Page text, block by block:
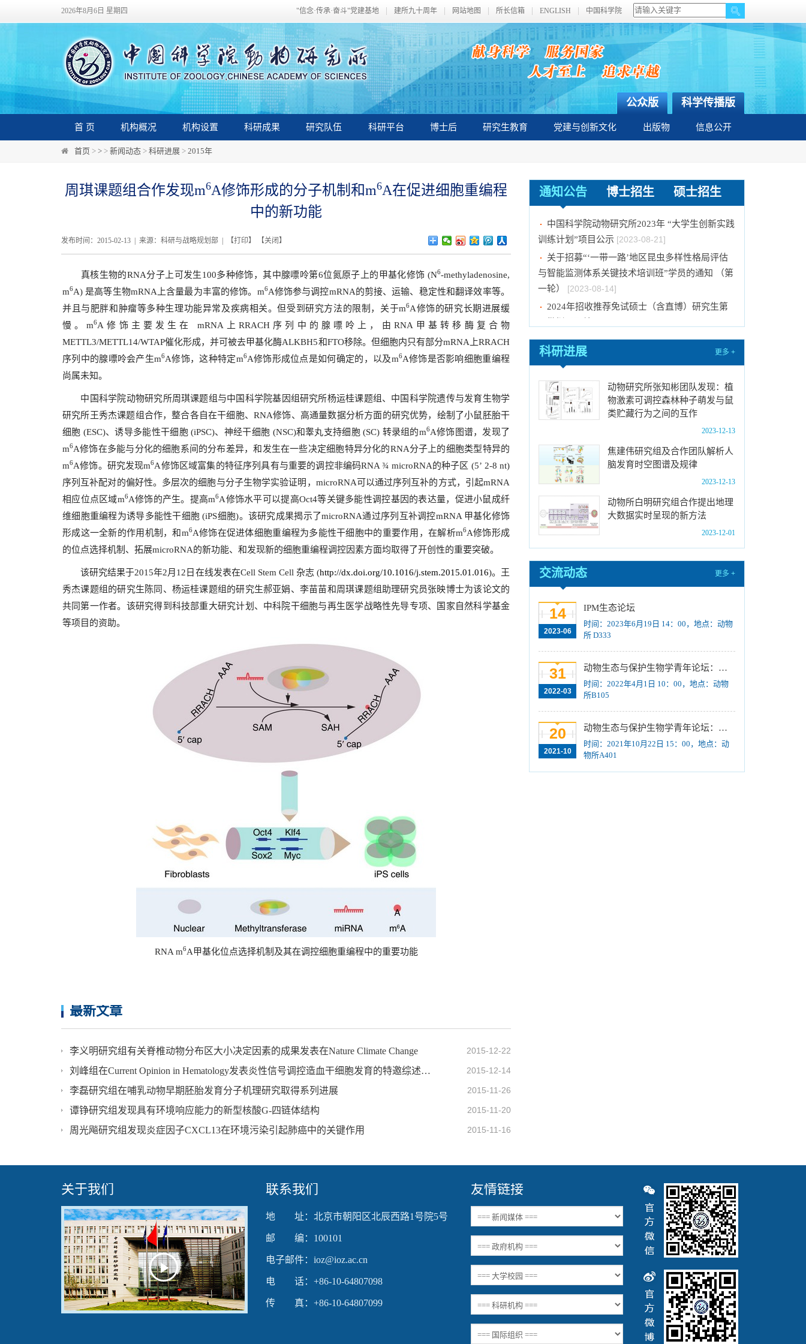
2026年8月6日 星期四 "信念·传承·奋斗"党建基地 建所九十周年 网站地图 所长信箱 ENGLISH 中国科学院
科学传播版
公众版
首 页 机构概况 机构设置 科研成果 研究队伍 科研平台 博士后 研究生教育 党建与创新文化 出版物 信息公开
首页 > > > 新闻动态 > 科研进展 > 2015年
周琪课题组合作发现m6A修饰形成的分子机制和m6A在促进细胞重编程
中的新功能
发布时间：2015-02-13 | 来源：科研与战略规划部 | 【打印】 【关闭 】
真核生物的RNA分子上可发生100多种修饰，其中腺嘌呤第6位氮原子上的甲基化修饰 (N6-methyladenosine,
m6A)是高等生物mRNA 上含量最为丰富的修饰。 m6A修饰参与调控mRNA的剪接、运输、稳定性和翻译效率等。
并且与肥胖和肿瘤等多种生理功能异常及疾病相关。但受到研究方法的限制，关于m6A修饰的研究长期进展缓
慢。m6A 修饰主要发生在 mRNA 上RRACH 序列中的腺嘌呤上，由 RNA 甲基转移酶复合物
METTL3/METTL14/WTAP催化形成，并可被去甲基化酶ALKBH5和FTO移除。但细胞内只有部分mRNA 上RRACH
序列中的腺嘌呤会产生m6A修饰，这种特定m6A修饰形成位点是如何确定的，以及m6A修饰是否影响细胞重编程
尚属未知。
中国科学院动物研究所周琪课题组与中国科学院基因组研究所杨运桂课题组、中国科学院遗传与发育生物学
研究所王秀杰课题组合作，整合各自在干细胞、RNA修饰、高通量数据分析方面的研究优势，绘制了小鼠胚胎干
细胞 (ESC)、诱导多能性干细胞(iPSC)、神经干细胞 (NSC)和睾丸支持细胞(SC) 转录组的m6A修饰图谱，发现了
m6A修饰在多能与分化的细胞系间的分布差异，和发生在一些决定细胞特异分化的RNA分子上的细胞类型特异的
m6A修饰。研究发现m6A修饰区域富集的特征序列具有与重要的调控非编码RNA¾ microRNA的种子区 (5’ 2-8 nt)
序列互补配对的偏好性。多层次的细胞与分子生物学实验证明， microRNA可以通过序列互补的方式，引起mRNA
相应位点区域m6A修饰的产生。提高m6A修饰水平可以提高Oct4等关键多能性调控基因的表达量，促进小鼠成纤
维细胞重编程为诱导多能性干细胞 (iPS细胞)。该研究成果揭示了microRNA通过序列互补调控mRNA 甲基化修饰
形成这一全新的作用机制，和m6A修饰在促进体细胞重编程为多能性干细胞中的重要作用，在解析m6A修饰形成
的位点选择机制、拓展microRNA的新功能、和发现新的细胞重编程调控因素方面均取得了开创性的重要突破。
该研究结果于2015年2月 12 日在线发表在Cell Stem Cell 杂志(http://dx.doi.org/10.1016/j.stem.2015.01.016)。王
秀杰课题组的研究生陈同、杨运桂课题组的研究生郝亚娟、李苗苗和周琪课题组助理研究员张映博士为该论文的
共同第一作者。该研究得到科技部重大研究计划、中科院干细胞与再生医学战略性先导专项、国家自然科学基金
等项目的资助。
RNA m6A甲基化位点选择机制及其在调控细胞重编程中的重要功能
最新文章
2015-12-22
李义明研究组有关脊椎动物分布区大小决定因素的成果发表在Nature Climate Change
2015-12-14
刘峰组在Current Opinion in Hematology发表炎性信号调控造血干细胞发育的特邀综述文章
2015-11-26
李磊研究组在哺乳动物早期胚胎发育分子机理研究取得系列进展
2015-11-20
谭铮研究组发现具有环境响应能力的新型核酸G-四链体结构
2015-11-16
周光飚研究组发现炎症因子CXCL13在环境污染引起肺癌中的关键作用
通知公告 博士招生 硕士招生
2024年招收推荐免试硕士（含直博）研究生第
二批拟录取结果公示
中国科学院动物研究所2023年 “大学生创新实践
训练计划”项目公示 [2023-08-21]
关于招募“‘一带一路’地区昆虫多样性格局评估
与智能监测体系关键技术培训班”学员的通知 （第
一轮）
[2023-08-14]
2024年招收推荐免试硕士（含直博）研究生第
一批拟录取结果公示[2023-08-10]
国际动物学会关于申报第九届（2023-2025年
中国科学院动物研究所2024年接收推荐免试生
（直博生）招生简章[2023-07-11]
2023年“中国科学院动物研究所大学生创新实践
训练计划”申报指南
二批拟录取结果公示[2023-09-05]
中国科学院动物研究所2023年 “大学生创新实践
关于招募“‘一带一路’地区昆虫多样性格局评估
与智能监测体系关键技术培训班”学员的通知 （第
一轮）[2023-08-14]
2024年招收推荐免试硕士（含直博）研究生第
一批拟录取结果公示[2023-08-10]
08-02]
中国科学院动物研究所2024年接收推荐免试生
中国科学院动物研究所2023年优秀大学生夏令
营活动时间安排、须知及公示名单
[2023-07-05]
2023年“中国科学院动物研究所大学生创新实践
训练计划”申报指南[2023-06-16]
科研进展 更多 +
动物研究所张知彬团队发现：植
物激素可调控森林种子萌发与鼠
类贮藏行为之间的互作
2023-12-13
焦建伟研究组及合作团队解析人
脑发育时空图谱及规律
2023-12-13
动物所白明研究组合作提出地理
大数据实时呈现的新方法
2023-12-01
交流动态 更多 +
14
2023-06
IPM生态论坛
时间：2023年6月19日 14：00，地点：动物
所 D333
31
2022-03
动物生态与保护生物学青年论坛：Regeneration enhancers and the evolution of regenerative capacities
时间：2022年4月1日 10：00，地点：动物
所B105
20
2021-10
动物生态与保护生物学青年论坛：中国大型食肉动物生态研究与保护
时间：2021年10月22日 15：00，地点：动
物所A401
关于我们
Play
Video
联系我们
地 址：北京市朝阳区北辰西路1号院5号
邮 编：100101
电子邮件：ioz@ioz.ac.cn
电 话：+86-10-64807098
传 真：+86-10-64807099
友情链接